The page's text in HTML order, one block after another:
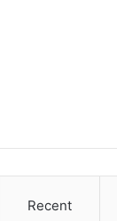
Recent